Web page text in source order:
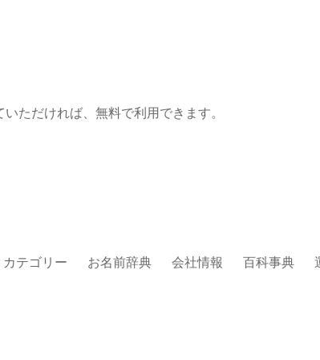
ただければ、無料で利用できます。
カテゴリー お名前辞典 会社情報 百科事典